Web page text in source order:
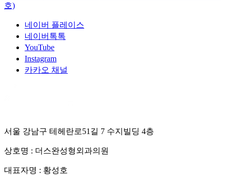
호)
네이버 플레이스
네이버톡톡
YouTube
Instagram
카카오 채널
서울 강남구 테헤란로51길 7 수지빌딩 4층
상호명 : 더스완성형외과의원
대표자명 : 황성호